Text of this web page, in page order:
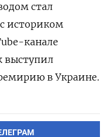
стал
историком
канале
выступил
в Украине.